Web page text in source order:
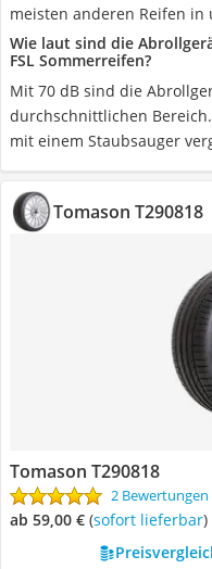
meisten anderen Reifen in
Wie laut sind die
FSL Sommerreifen?
Mit 70 dB sind die
durchschnittlichen
mit einem Staubsauger
Tomason T290818
Tomason T290818
2 Bewertungen
ab 59,00 € ( Sofort lieferbar)